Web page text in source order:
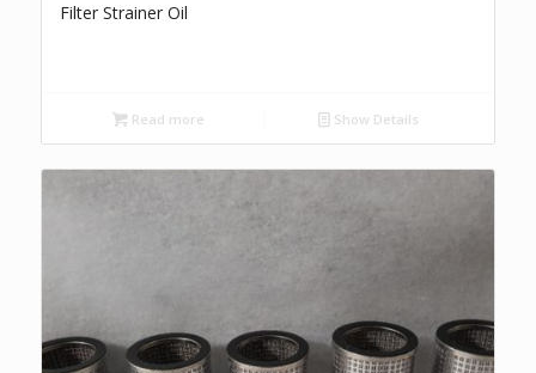
Filter Strainer Oil
Read more Show Details